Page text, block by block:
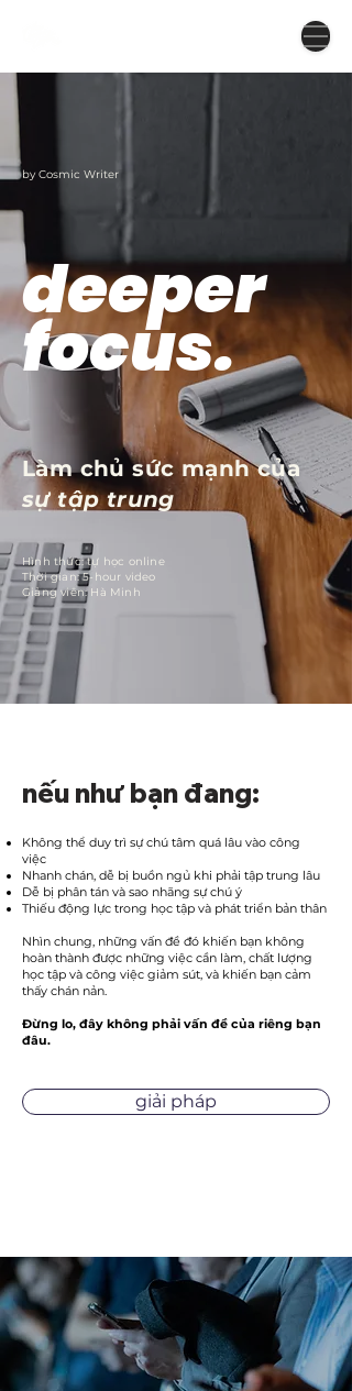
by Cosmic Writer
deeper
focus.
Làm chủ sức mạnh của
sự tập trung
Hình thức: tự học online
Thời gian: 5-hour video
Giảng viên: Hà Minh
nếu như bạn đang:
Không thể duy trì sự chú tâm quá lâu vào công
việc
Nhanh chán, dễ bị buồn ngủ khi phải tập trung lâu
Dễ bị phân tán và sao nhãng sự chú ý
Thiếu động lực trong học tập và phát triển bản thân
Nhìn chung, những vấn đề đó khiến bạn không
hoàn thành được những việc cần làm, chất lượng
học tập và công việc giảm sút, và khiến bạn cảm
thấy chán nản.
Đừng lo, đây không phải vấn đề của riêng bạn
đâu.
giải pháp